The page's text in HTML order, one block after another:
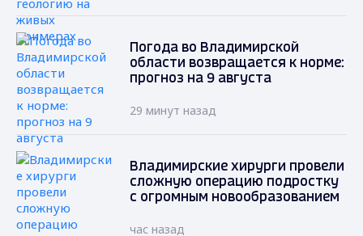
Погода во Владимирской
области возвращается к норме:
прогноз на 9 августа
29 минут назад
Владимирские хирурги провели
сложную операцию подростку
с огромным новообразованием
час назад